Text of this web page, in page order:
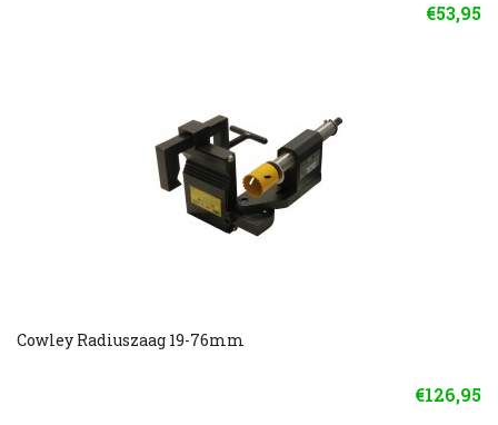
€53,95
Cowley Radiuszaag 19-76mm
€126,95